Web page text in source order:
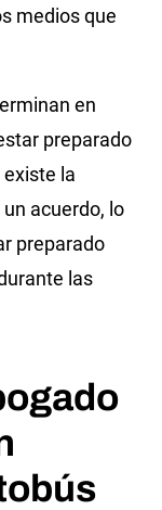
medios que
en
preparado
la
acuerdo, lo
preparado
las